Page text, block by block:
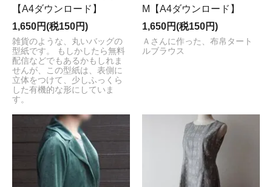
【A4ダウンロード】
1,650円(税150円)
雑貨のような、丸いバッグの
型紙です。 もしかしたら無料
配信などでもあるかもしれま
せんが、この型紙は、表側に
立体をつけて、少しふっくら
した有機的な形にしていま
す。
M【A4ダウンロード】
1,650円(税150円)
Ａさんに作った、布帛タート
ルブラウス